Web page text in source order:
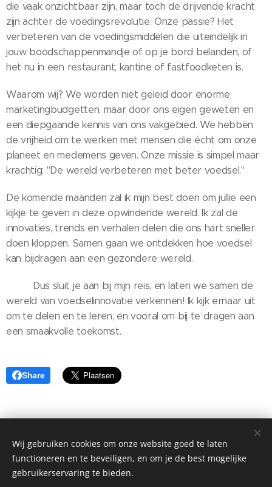
die vaak onzichtbaar zijn, maar toch de drijvende kracht
zijn achter de voedingsrevolutie. Onze passie? Het
verbeteren van de voedingsmiddelen die uiteindelijk in
jouw boodschappenmandje of op je bord belanden, of
het nu in een restaurant, kantine of fastfoodketen is.
Waarom wij? We worden niet geleid door enorme
marketingbudgetten, maar door ons eigen geweten en
een diepgaande kennis van ons vakgebied. We hebben
de vrijheid om te werken met mensen die écht om onze
planeet en medemens geven. Onze missie is simpel maar
krachtig: "De wereld verbeteren met beter voedsel."
De komende maanden zal ik mijn best doen om jullie een
kijkje te geven in deze opwindende wereld. Ik zal de
innovaties, trends en verhalen delen die ons hart sneller
doen kloppen. Samen gaan we ontdekken hoe voedsel
kan bijdragen aan een gezondere wereld.
🌿💡 Dus sluit je aan bij mijn reis, en laten we samen de
wereld van voedselinnovatie verkennen! Ik kijk ernaar uit
om te delen en te leren, en vooral om bij te dragen aan
een smaakvolle toekomst. 🍏🌍
Share
© 2022 FBI is onderdeel van "Van Hulst & Partners BV"
Mogelijk gemaakt door
Wij gebruiken cookies om onze website goed te laten
functioneren en te beveiligen, en om je de best mogelijke
gebruikerservaring te bieden.